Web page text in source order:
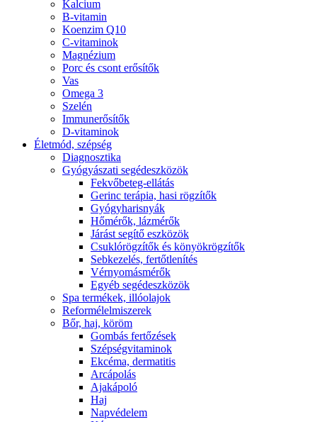
Kalcium
B-vitamin
Koenzim Q10
C-vitaminok
Magnézium
Porc és csont erősítők
Vas
Omega 3
Szelén
Immunerősítők
D-vitaminok
Életmód, szépség
Diagnosztika
Gyógyászati segédeszközök
Fekvőbeteg-ellátás
Gerinc terápia, hasi rögzítők
Gyógyharisnyák
Hőmérők, lázmérők
Járást segítő eszközök
Csuklórögzítők és könyökrögzítők
Sebkezelés, fertőtlenítés
Vérnyomásmérők
Egyéb segédeszközök
Spa termékek, illóolajok
Reformélelmiszerek
Bőr, haj, köröm
Gombás fertőzések
Szépségvitaminok
Ekcéma, dermatitis
Arcápolás
Ajakápoló
Haj
Napvédelem